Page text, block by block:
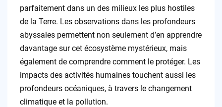
parfaitement dans un des milieux les plus hostiles
de la Terre. Les observations dans les profondeurs
abyssales permettent non seulement d’en apprendre
davantage sur cet écosystème mystérieux, mais
également de comprendre comment le protéger. Les
impacts des activités humaines touchent aussi les
profondeurs océaniques, à travers le changement
climatique et la pollution.